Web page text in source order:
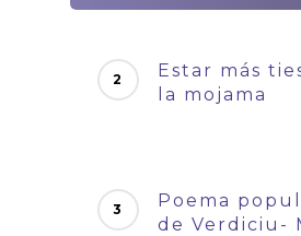
Estar más
la mojama
Poema
de Verdiciu-